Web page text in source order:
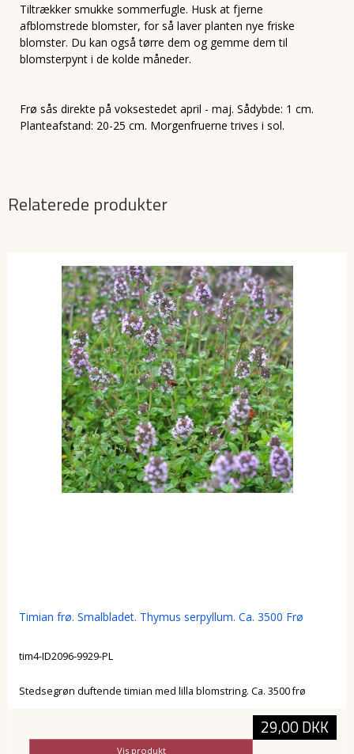
Tiltrækker smukke sommerfugle. Husk at fjerne
afblomstrede blomster, for så laver planten nye friske
blomster. Du kan også tørre dem og gemme dem til
blomsterpynt i de kolde måneder.
Frø sås direkte på voksestedet april - maj. Sådybde: 1 cm.
Planteafstand: 20-25 cm. Morgenfruerne trives i sol.
Relaterede produkter
Timian frø. Smalbladet. Thymus serpyllum. Ca. 3500 Frø
tim4-ID2096-9929-PL
Stedsegrøn duftende timian med lilla blomstring. Ca. 3500 frø
29,00 DKK
Vis produkt